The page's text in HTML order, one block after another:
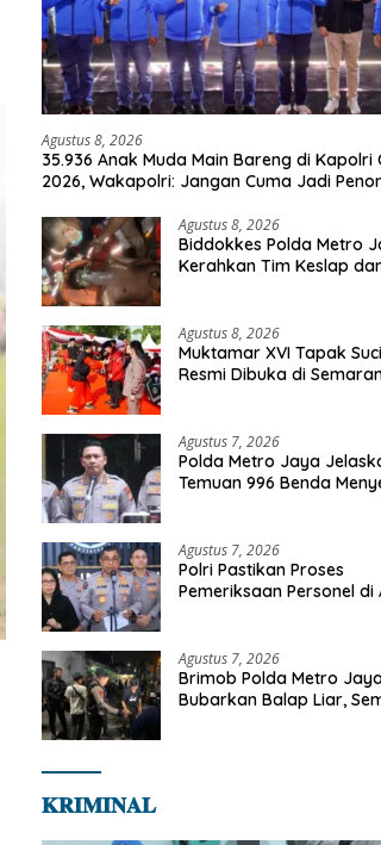
Agustus 8, 2026
35.936 Anak Muda Main Bareng di Kapolri
2026, Wakapolri: Jangan Cuma Jadi
Agustus 8, 2026
Biddokkes Polda Metro
Kerahkan Tim Keslap
Agustus 8, 2026
Muktamar XVI Tapak Suci
Resmi Dibuka di
Agustus 7, 2026
Polda Metro Jaya
Temuan 996 Benda
Agustus 7, 2026
Polri Pastikan Proses
Pemeriksaan Personel di
Agustus 7, 2026
Brimob Polda Metro
Bubarkan Balap Liar,
𝐊𝐑𝐈𝐌𝐈𝐍𝐀𝐋